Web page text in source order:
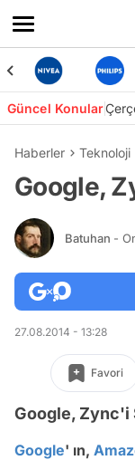
Güncel Konular
Haberler Teknoloji
Google,
Batuhan -
27.08.2014 - 13:28
Favori
Google, Zync'i
Google' ın,